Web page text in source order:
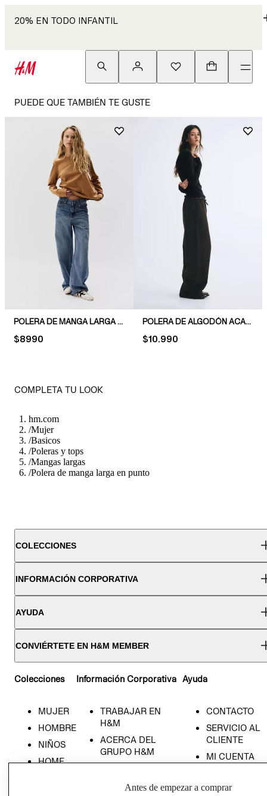
20% EN TODO INFANTIL
PUEDE QUE TAMBIÉN TE GUSTE
POLERA DE MANGA LARGA EN ALGODÓN
PRICE:
$8990
POLERA DE ALGODÓN ACANALADO
PRICE:
$10.990
COMPLETA TU LOOK
hm.com
/Mujer
/Basicos
/Poleras y tops
/Mangas largas
/Polera de manga larga en punto
COLECCIONES
INFORMACIÓN CORPORATIVA
AYUDA
CONVIÉRTETE EN H&M MEMBER
Colecciones
MUJER
HOMBRE
NIÑOS
HOME
Información Corporativa
TRABAJAR EN
H&M
ACERCA DEL
GRUPO H&M
Ayuda
CONTACTO
SERVICIO AL
CLIENTE
MI CUENTA
TIENDAS
Antes de empezar a comprar